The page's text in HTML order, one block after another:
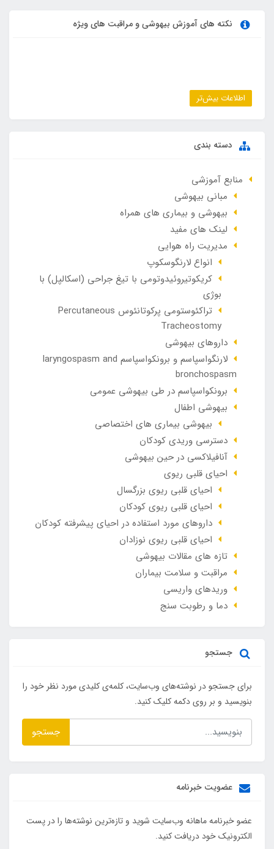
نکته های آموزش بیهوشی و مراقبت های ویژه
اطلاعات بیش‌تر
دسته بندی
منابع آموزشی
مبانی بیهوشی
بیهوشی و بیماری های همراه
لینک های مفید
مدیریت راه هوایی
انواع لارنگوسکوپ
کریکوتیروئیدوتومی با تیغ جراحی (اسکالپل) با
بوژی
تراکئوستومی پرکوتانئوس Percutaneous
Tracheostomy
داروهای بیهوشی
لارنگواسپاسم و برونکواسپاسم laryngospasm and
bronchospasm
برونکواسپاسم در طی بیهوشی عمومی
بیهوشی اطفال
بیهوشی بیماری های اختصاصی
دسترسی وریدی کودکان
آنافيلاکسی در حين بيهوشی
احیای قلبی ریوی
احیای قلبی ریوی بزرگسال
احیای قلبی ریوی کودکان
داروهای مورد استفاده در احیای پیشرفته کودکان
احیای قلبی ریوی نوزادان
تازه های مقالات بیهوشی
مراقبت و سلامت بیماران
وريدهاي واريسي
دما و رطوبت سنج
جستجو
برای جستجو در نوشته‌های وب‌سایت، کلمه‌ی کلیدی مورد نظر خود را
بنویسید و بر روی دکمه کلیک کنید.
جستجو
عضویت خبرنامه
عضو خبرنامه ماهانه وب‌سایت شوید و تازه‌ترین نوشته‌ها را در پست
الکترونیک خود دریافت کنید.